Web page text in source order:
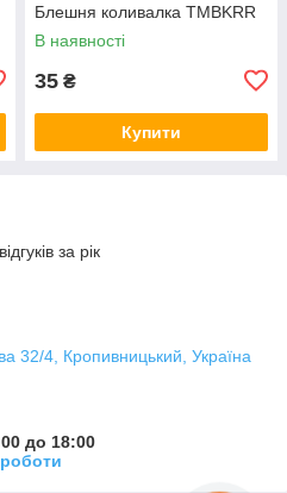
Блешня коливалка TMBKRR
В наявності
35 ₴
Купити
за рік
32/4, Кропивницький, Україна
до 18:00